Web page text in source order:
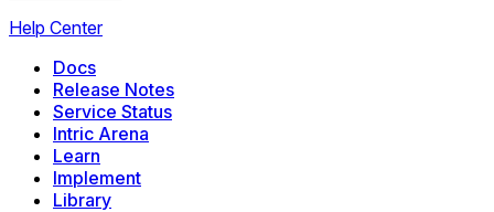
Help Center
Docs
Release Notes
Service Status
Intric Arena
Learn
Implement
Library